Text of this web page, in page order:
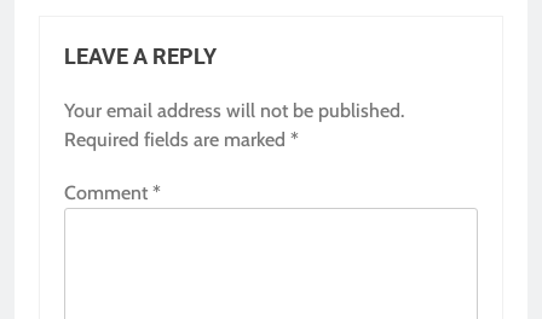
LEAVE A REPLY
Your email address will not be published.
Required fields are marked *
Comment *